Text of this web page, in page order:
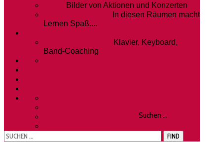
Bilder von Aktionen und Konzerten
In diesen Räumen macht
Lernen Spaß....
Klavier, Keyboard,
Band-Coaching
Suchen ...
FIND